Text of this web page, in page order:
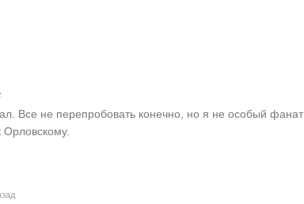
Все не перепробовать конечно, но я не особый фанат
Орловскому.